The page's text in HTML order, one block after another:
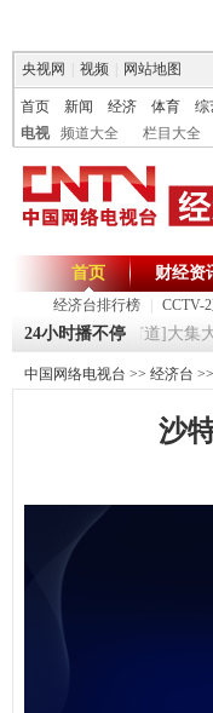
央视网
视频 网站地图
首页 新闻 经济 体育 综
电视
频道大全 栏目大全
首页
经济台排行榜 CCTV-
财经资
24小时播不停[生财有道]大集大
中国网络电视台 >> 经济台
沙